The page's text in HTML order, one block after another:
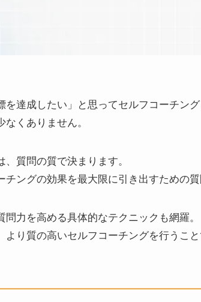
を達成したい」と思ってセルフコーチン
くありません。
質問の質で決まります。
チングの効果を最大限に引き出すための
力を高める具体的なテクニックも網羅。
より質の高いセルフコーチングを行うこ